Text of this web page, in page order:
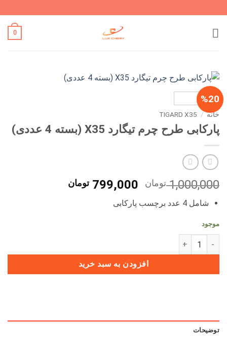
to
content
0
%20
خانه /
TIGARD X35
پارکابی طرح چرم تیگارد X35 (بسته 4 عددی)
1,000,000 تومان
قیمت
اصلی
799,000 تومان
شامل 4 عدد برچسب پارکابی
موجود
پارکابی طرح چرم تیگارد X35 (بسته 4 عددی) عدد
افزودن به سبد خرید
توضیحات